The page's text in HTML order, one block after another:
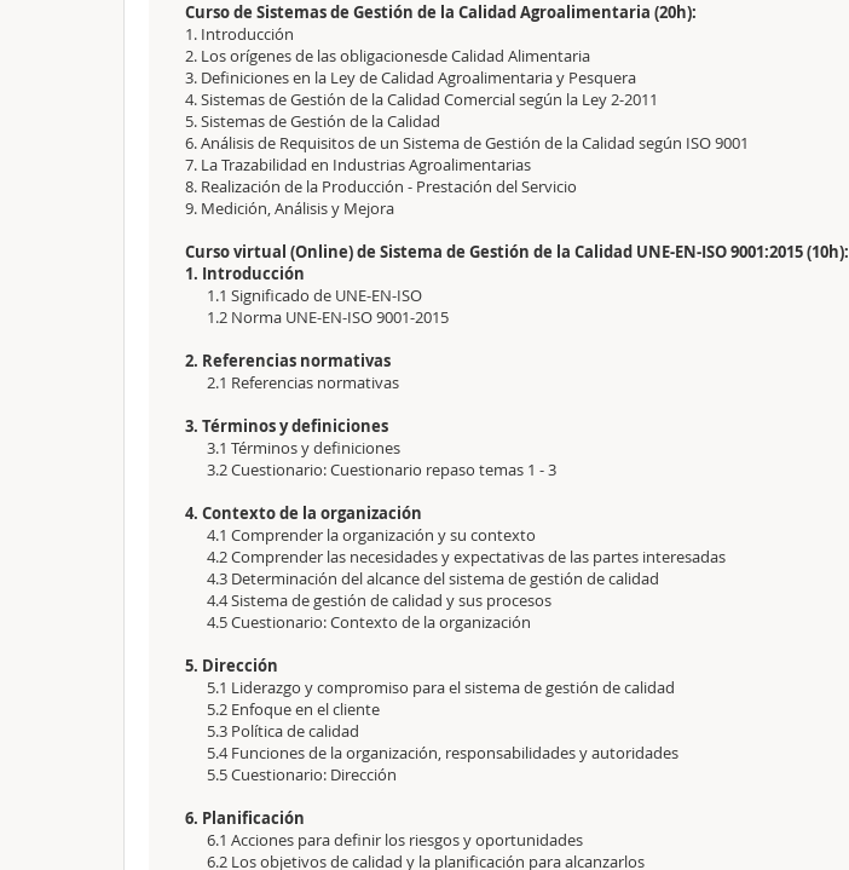
Curso de Sistemas de Gestión de la Calidad Agroalimentaria (20h):
1. Introducción
2. Los orígenes de las obligacionesde Calidad Alimentaria
3. Definiciones en la Ley de Calidad Agroalimentaria y Pesquera
4. Sistemas de Gestión de la Calidad Comercial según la Ley 2-2011
5. Sistemas de Gestión de la Calidad
6. Análisis de Requisitos de un Sistema de Gestión de la Calidad según ISO 9001
7. La Trazabilidad en Industrias Agroalimentarias
8. Realización de la Producción - Prestación del Servicio
9. Medición, Análisis y Mejora
Curso virtual (Online) de Sistema de Gestión de la Calidad UNE-EN-ISO 9001:2015 (10h):
1. Introducción
1.1 Significado de UNE-EN-ISO
1.2 Norma UNE-EN-ISO 9001-2015
2. Referencias normativas
2.1 Referencias normativas
3. Términos y definiciones
3.1 Términos y definiciones
3.2 Cuestionario: Cuestionario repaso temas 1 - 3
4. Contexto de la organización
4.1 Comprender la organización y su contexto
4.2 Comprender las necesidades y expectativas de las partes interesadas
4.3 Determinación del alcance del sistema de gestión de calidad
4.4 Sistema de gestión de calidad y sus procesos
4.5 Cuestionario: Contexto de la organización
5. Dirección
5.1 Liderazgo y compromiso para el sistema de gestión de calidad
5.2 Enfoque en el cliente
5.3 Política de calidad
5.4 Funciones de la organización, responsabilidades y autoridades
5.5 Cuestionario: Dirección
6. Planificación
6.1 Acciones para definir los riesgos y oportunidades
6.2 Los objetivos de calidad y la planificación para alcanzarlos